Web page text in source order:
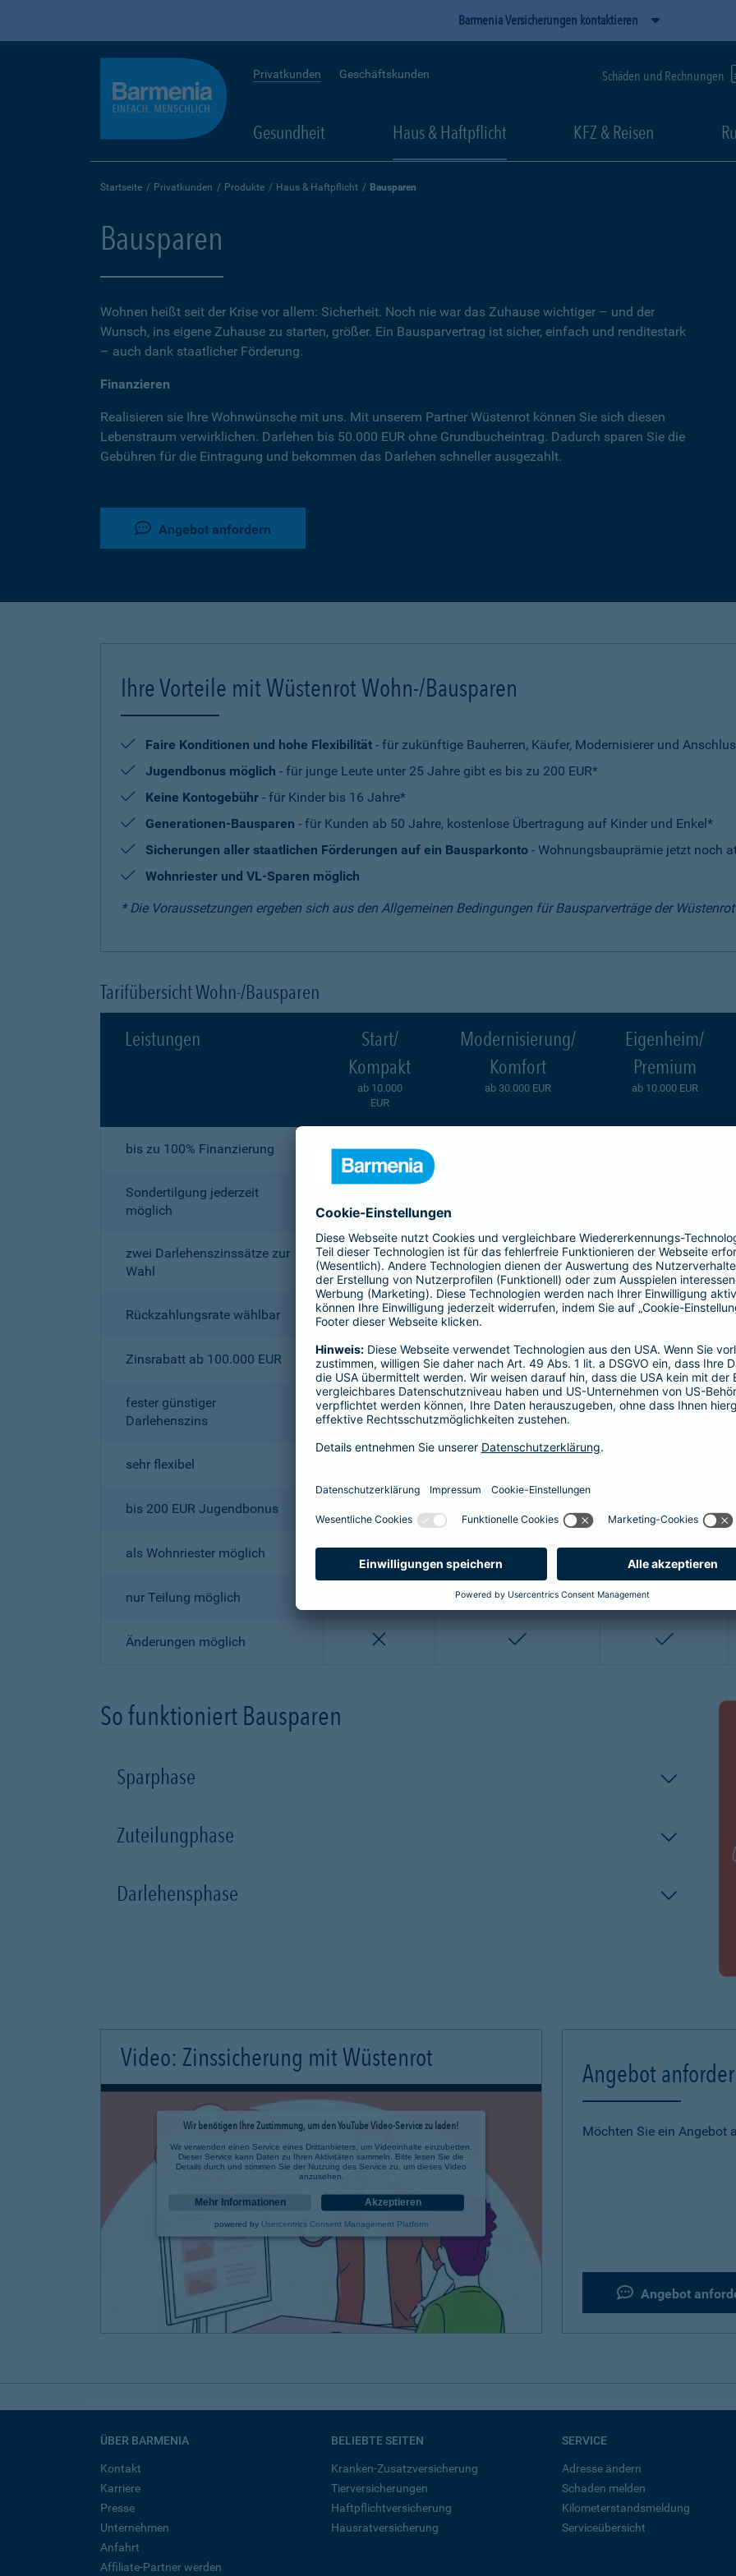
Barmenia Versicherungen kontaktieren
Privatkunden Geschäftskunden Schäden und Rechnungen
Gesundheit Haus & Haftpflicht KFZ & Reisen
Startseite Privatkunden Produkte Haus & Haftpflicht Bausparen
Bausparen
Wohnen heißt seit der Krise vor allem: Sicherheit. Noch nie war das Zuhause wichtiger – und der
Wunsch, ins eigene Zuhause zu starten, größer. Ein Bausparvertrag ist sicher, einfach und renditestark
– auch dank staatlicher Förderung.
Finanzieren
Realisieren sie Ihre Wohnwünsche mit uns. Mit unserem Partner Wüstenrot können Sie sich diesen
Lebenstraum verwirklichen. Darlehen bis 50.000 EUR ohne Grundbucheintrag. Dadurch sparen Sie die
Gebühren für die Eintragung und bekommen das Darlehen schneller ausgezahlt.
Angebot anfordern
Ihre Vorteile mit Wüstenrot Wohn-/Bausparen
Faire Konditionen und hohe Flexibilität - für zukünftige Bauherren, Käufer, Modernisierer und
Jugendbonus möglich - für junge Leute unter 25 Jahre gibt es bis zu 200 EUR*
Keine Kontogebühr - für Kinder bis 16 Jahre*
Generationen-Bausparen - für Kunden ab 50 Jahre, kostenlose Übertragung auf Kinder und Enkel*
Sicherungen aller staatlichen Förderungen auf ein Bausparkonto - Wohnungsbauprämie jetzt noch
Wohnriester und VL-Sparen möglich
* Die Voraussetzungen ergeben sich aus den Allgemeinen Bedingungen für Bausparverträge der
Tarifübersicht Wohn-/Bausparen
Leistungen
Start/
Kompakt
ab 10.000
EUR
Modernisierung/
Komfort
ab 30.000 EUR
Eigenheim/
Premium
ab 10.000 EUR
bis zu 100% Finanzierung enthalten
Sondertilgung jederzeit
möglich
zwei Darlehenszinssätze zur
Wahl
nicht enthalten enthalten enthalten
Rückzahlungsrate wählbar nicht enthalten nicht enthalten enthalten
Zinsrabatt ab 100.000 EUR nicht enthalten nicht enthalten enthalten
fester günstiger
Darlehenszins
enthalten enthalten enthalten
sehr flexibel
bis 200 EUR Jugendbonus
als Wohnriester möglich nicht enthalten nicht enthalten enthalten
nur Teilung möglich nicht enthalten
Änderungen möglich enthalten enthalten
So funktioniert Bausparen
Sparphase
Zuteilungphase
Darlehensphase
Video: Zinssicherung mit Wüstenrot
Wir benötigen Ihre Zustimmung, um den YouTube Video-Service zu laden!
Wir verwenden einen Service eines Drittanbieters, um Videoinhalte einzubetten.
Dieser Service kann Daten zu Ihren Aktivitäten sammeln. Bitte lesen Sie die
Details durch und stimmen Sie der Nutzung des Service zu, um dieses Video
anzusehen.
Mehr Informationen Akzeptieren
powered by Usercentrics Consent Management Platform
Angebot
Möchten Sie ein Angebot
Angebot
ÜBER BARMENIA
Kontakt
Karriere
Presse
Unternehmen
Anfahrt
Affiliate-Partner werden
BELIEBTE SEITEN
Kranken-Zusatzversicherung
Tierversicherungen
Haftpflichtversicherung
Hausratversicherung
SERVICE
Adresse ändern
Schaden melden
Kilometerstandsmeldung
Serviceübersicht